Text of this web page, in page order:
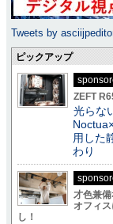
Tweets by
ピックアップ
ZEFT
光らな
用した
わり
才色兼
オフィ
し！